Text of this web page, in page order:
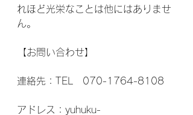
れほど光栄なことは他にはありませ
ん。
【お問い合わせ】
連絡先：TEL　070-1764-8108
アドレス：yuhuku-